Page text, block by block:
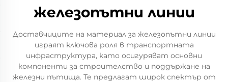
железопътни линии
Доставчиците на материал за железопътни линии
играят ключова роля в транспортната
инфраструктура, като осигуряват основни
компоненти за строителство и поддържане на
железни пътища. Те предлагат широк спектър от